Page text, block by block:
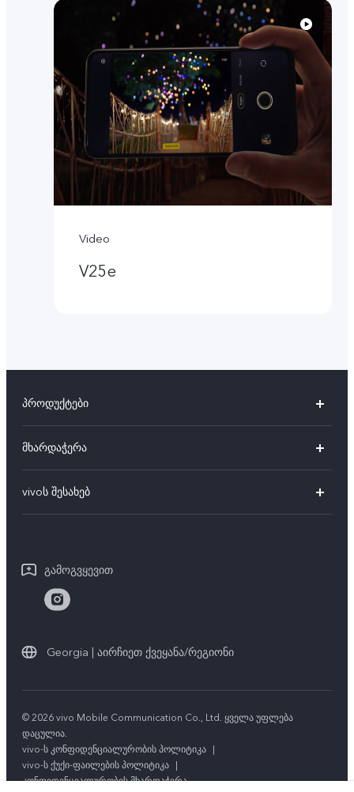
Video
V25e
პროდუქტები
V27e
V25 Pro
V25
ყველა მოდელი
მხარდაჭერა
სერვის ცენტრები
შეკეთების პროგრესის მოთხოვნა
vivoს გარანტიის ინსტრუქცია
vivoს შესახებ
იურიდიული ინფორმაცია
სტაბილურობა
გამოგვყევით
Georgia | აირჩიეთ ქვეყანა/რეგიონი
© 2026 vivo Mobile Communication Co., Ltd. ყველა უფლება
დაცულია.
vivo-ს კონფიდენციალურობის პოლიტიკა |
vivo-ს ქუქი-ფაილების პოლიტიკა |
კონფიდენციალურობის მხარდაჭერა